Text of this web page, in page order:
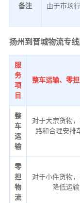
备注
由于市场
扬州到晋城物流专线
服
务
项
目
整车运输、零
整
车
运
输
对于大宗货物
路和合理安排
零
担
物
流
对于小件货物
降低运